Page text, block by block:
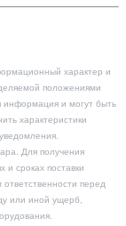
характер и
положениями
информация и могут быть
характеристики
Для получения
сроках поставки
перед
или иной ущерб,